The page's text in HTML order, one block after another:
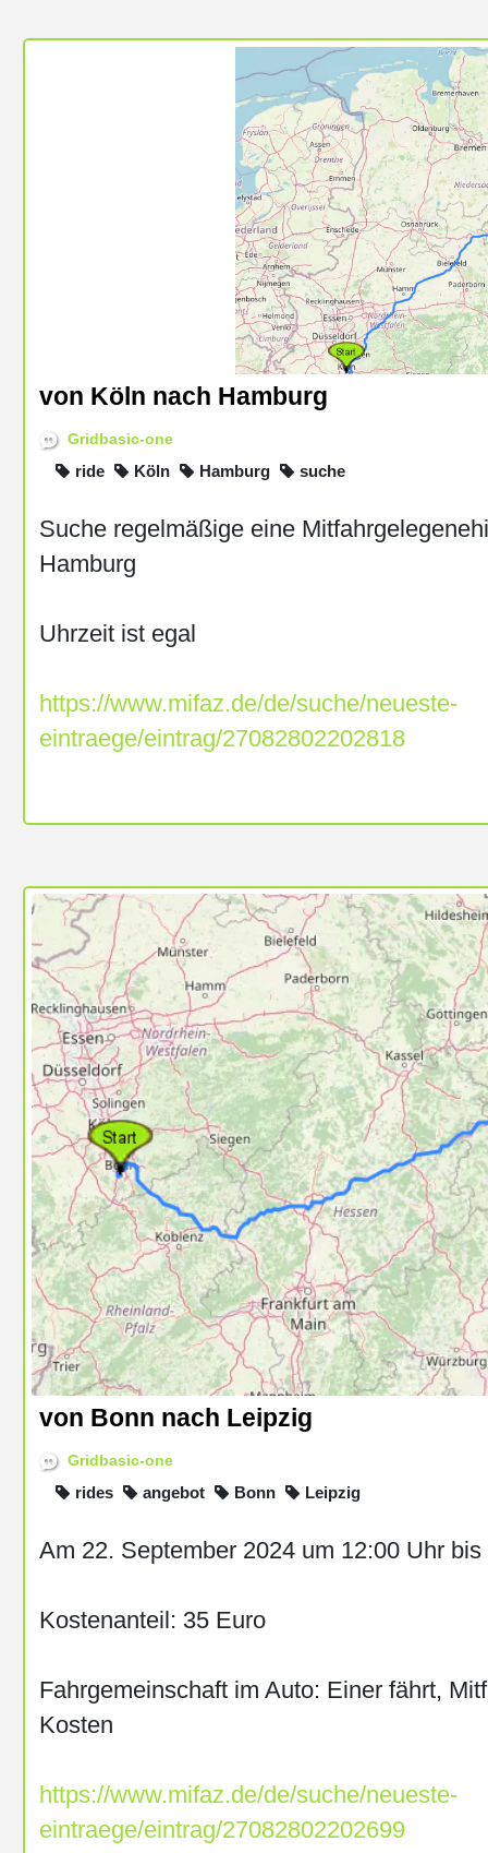
von Köln nach Hamburg
Gridbasic-one
ride Köln Hamburg suche
Suche regelmäßige eine
Hamburg
Uhrzeit ist egal
https://www.mifaz.de/de/suche/neueste-
eintraege/eintrag/27082802202818
von Bonn nach Leipzig
Gridbasic-one
rides angebot Bonn Leipzig
Am 22. September 2024 um 12:00 Uhr
Kostenanteil: 35 Euro
Fahrgemeinschaft im Auto: Einer fährt,
Kosten
https://www.mifaz.de/de/suche/neueste-
eintraege/eintrag/27082802202699